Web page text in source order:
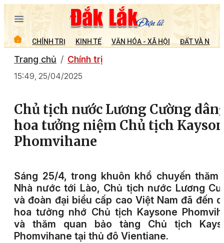
CHÍNH TRỊ KINH TẾ VĂN HÓA - XÃ HỘI ĐẤT VÀ
Trang chủ Chính trị
15:49, 25/04/2025
Chủ tịch nước Lương Cường
hoa tưởng niệm Chủ tịch
Phomvihane
Sáng 25/4, trong khuôn khổ chuyến thăm
Nhà nước tới Lào, Chủ tịch nước Lương
và đoàn đại biểu cấp cao Việt Nam đã đến
hoa tưởng nhớ Chủ tịch Kaysone
và thăm quan bảo tàng Chủ tịch
Phomvihane tại thủ đô Vientiane.